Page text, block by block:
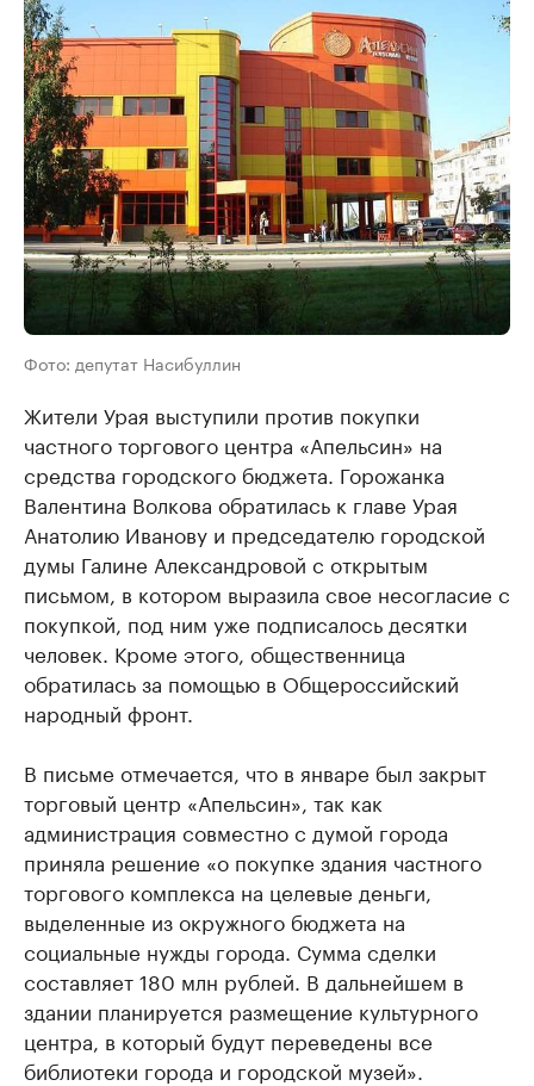
Фото: депутат Насибуллин
Жители Урая выступили против покупки
частного торгового центра «Апельсин» на
средства городского бюджета. Горожанка
Валентина Волкова обратилась к главе Урая
Анатолию Иванову и председателю городской
думы Галине Александровой с открытым
письмом, в котором выразила свое несогласие с
покупкой, под ним уже подписалось десятки
человек. Кроме этого, общественница
обратилась за помощью в Общероссийский
народный фронт.
В письме отмечается, что в январе был закрыт
торговый центр «Апельсин», так как
администрация совместно с думой города
приняла решение «о покупке здания частного
торгового комплекса на целевые деньги,
выделенные из окружного бюджета на
социальные нужды города. Сумма сделки
составляет 180 млн рублей. В дальнейшем в
здании планируется размещение культурного
центра, в который будут переведены все
библиотеки города и городской музей».